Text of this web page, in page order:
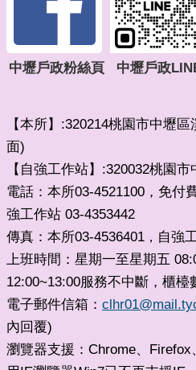
中壢戶政粉絲頁 中壢戶政
【本所】:320214桃園市中壢
面)
【自強工作站】:320032桃園
電話：本所03-4521100，免付
強工作站 03-4353442
傳真：本所03-4536401 ， 自強
上班時間：星期一至星期五
12:00~13:00服務不中斷，櫃檯
電子郵件信箱：
內回覆)
瀏覽器支援：Chrome、